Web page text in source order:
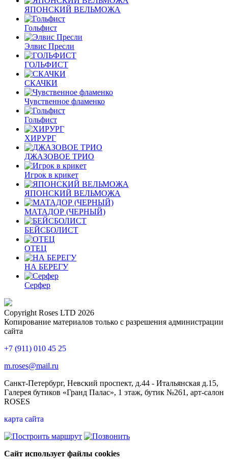
ЯПОНСКИЙ ВЕЛЬМОЖА
Гольфист
Элвис Пресли
ГОЛЬФИСТ
СКАЧКИ
Чувственное фламенко
Гольфист
ХИРУРГ
ДЖАЗОВОЕ ТРИО
Игрок в крикет
ЯПОНСКИЙ ВЕЛЬМОЖА
МАТАДОР (ЧЕРНЫЙ)
БЕЙСБОЛИСТ
ОТЕЦ
НА БЕРЕГУ
Серфер
Copyright Roses LTD 2026
Копирование материалов только с разрешения администрации
сайта
+7 (911) 010 45 25
m.roses@mail.ru
Санкт-Петербург, Невский проспект, д.44 - Итальянская д.15,
Галерея бутиков «Гранд Палас», 1 этаж, бутик №261, арт-салон
ROSES
карта сайта
Сайт использует файлы cookies